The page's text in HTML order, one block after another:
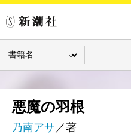
悪魔の羽根
乃南アサ ／著